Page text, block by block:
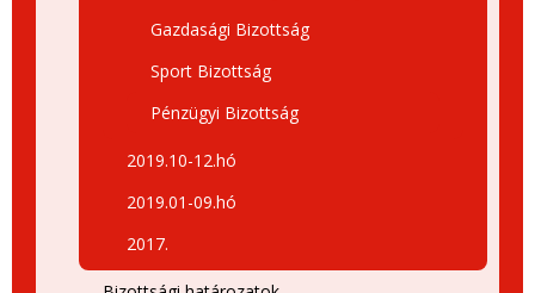
Gazdasági Bizottság
Sport Bizottság
Pénzügyi Bizottság
2019.10-12.hó
2019.01-09.hó
2017.